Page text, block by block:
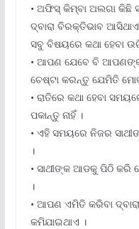
• ଅଫିସ୍ କିମ୍ବା ଅଲଗା କିଛି
ଦ୍ବାରା ବିରକ୍ତିଭାବ
ସବୁ ବିଷୟରେ କଥା ହେବା
• ଆପଣ ଯେବେ ବି ଆପଣଙ୍କ
ଚେଷ୍ଟା କରନ୍ତୁ ଯେମିତି
• ରାତିରେ କଥା ହେବା
ପକାନ୍ତୁ ନାହିଁ ।
• ଏହି ସମୟରେ ନିଜର
।
• ସାଥୀଙ୍କ ଆଡକୁ ପିଠି କରି
।
• ଆପଣ ଏମିତି କରିବା
କମିଯାଇଥାଏ ।